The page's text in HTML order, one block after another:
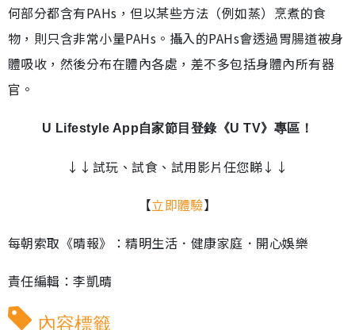
何部分都含有PAHs，但以某些方法（例如蒸）烹煮的食
物，則只含非常小量PAHs。攝入的PAHs會透過胃腸道被身
體吸收，然後分布在體內各處，差不多包括身體內所有器
官。
U Lifestyle App自家節目登錄《U TV》專區！
↓↓試玩、試食、試用影片任您睇↓↓
【立即體驗】
每朝索取《晴報》：精明生活．健康家庭．開心娛樂
責任編輯：李凱晴
內容標籤